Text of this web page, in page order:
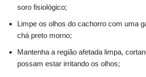
soro fisiológico;
Limpe os olhos do cachorro com uma
chá preto morno;
Mantenha a região afetada limpa,
possam estar irritando os olhos;